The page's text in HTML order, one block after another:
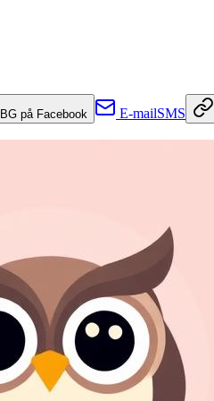
BG på Facebook E-mailSMS